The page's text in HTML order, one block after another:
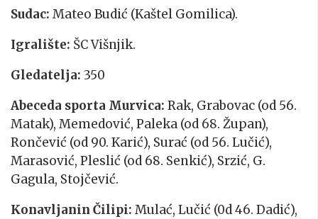
Sudac: Mateo Budić (Kaštel Gomilica).
Igralište: ŠC Višnjik.
Gledatelja: 350
Abeceda sporta Murvica: Rak, Grabovac (od 56.
Matak), Memedović, Paleka (od 68. Župan),
Rončević (od 90. Karić), Surać (od 56. Lučić),
Marasović, Pleslić (od 68. Senkić), Srzić, G.
Gagula, Stojčević.
Konavljanin Čilipi: Mulać, Lučić (0d 46. Dadić),